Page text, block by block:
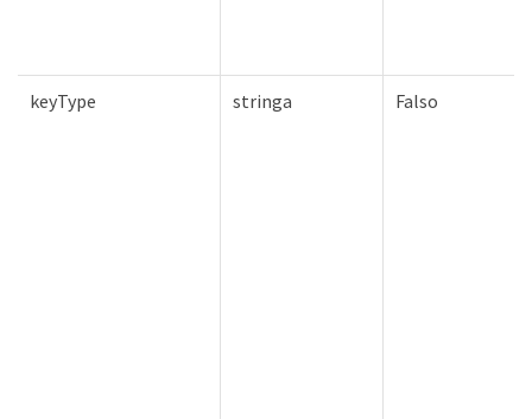
keyType stringa Falso